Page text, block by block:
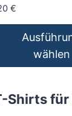
€
wählen
Shirts für